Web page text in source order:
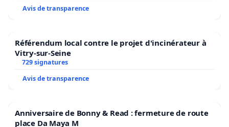
Avis de transparence
Référendum local contre le projet d'incinérateur à
Vitry-sur-Seine
729 signatures
Avis de transparence
Anniversaire de Bonny & Read : fermeture de route
place Da Maya M